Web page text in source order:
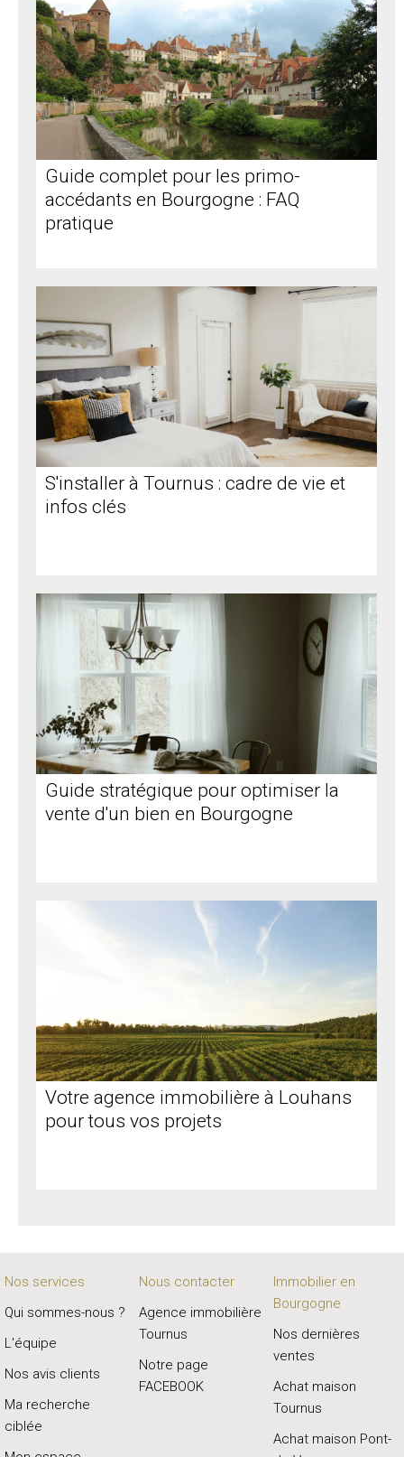
Guide complet pour les primo-
accédants en Bourgogne : FAQ
pratique
S'installer à Tournus : cadre de vie et
infos clés
Guide stratégique pour optimiser la
vente d'un bien en Bourgogne
Votre agence immobilière à Louhans
pour tous vos projets
Nos services
Qui sommes-nous ?
L'équipe
Nos avis clients
Ma recherche
ciblée
Nous contacter
Agence immobilière
Tournus
Notre page
FACEBOOK
Immobilier en
Bourgogne
Nos dernières
ventes
Achat maison
Tournus
Achat maison Pont-